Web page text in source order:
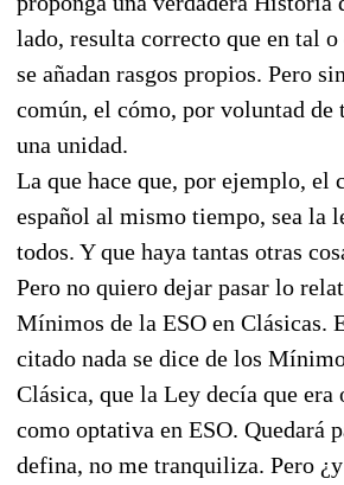
lado, resulta correcto que en tal
se añadan rasgos propios. Pero
común, el cómo, por voluntad de
una unidad.
La que hace que, por ejemplo, el
español al mismo tiempo, sea la
todos. Y que haya tantas otras
Pero no quiero dejar pasar lo
Mínimos de la ESO en Clásicas.
citado nada se dice de los
Clásica, que la Ley decía que
como optativa en ESO. Quedará
defina, no me tranquiliza. Pero